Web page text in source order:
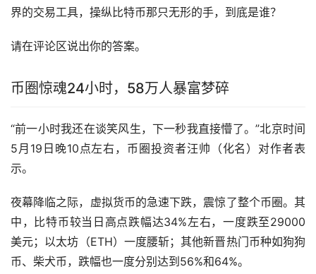
界的交易工具，操纵比特币那只无形的手，到底是谁？
请在评论区说出你的答案。
币圈惊魂24小时，58万人暴富梦碎
“前一小时我还在谈笑风生，下一秒我直接懵了。”北京时间
5月19日晚10点左右，币圈投资者汪帅（化名）对作者表
示。
夜幕降临之际，虚拟货币的急速下跌，震惊了整个币圈。其
中，比特币较当日高点跌幅达34%左右，一度跌至29000
美元； 以太坊 （ETH）一度腰斩；其他新晋热门币种如狗狗
币、柴犬币，跌幅也一度分别达到56%和64%。